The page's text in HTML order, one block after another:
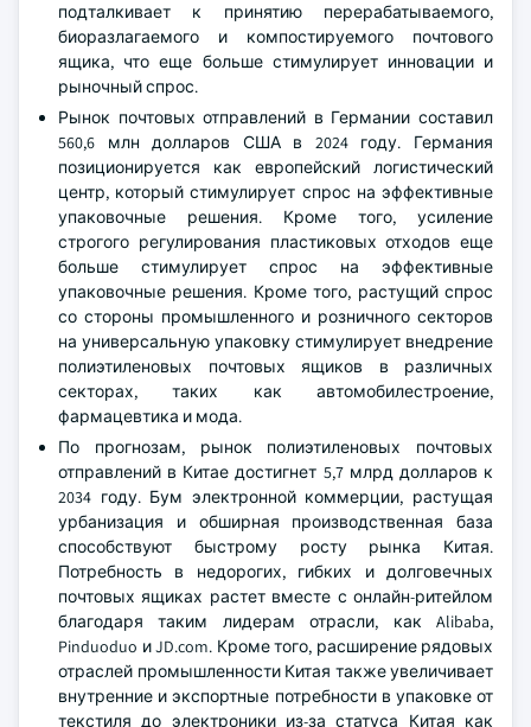
подталкивает к принятию перерабатываемого,
биоразлагаемого и компостируемого почтового
ящика, что еще больше стимулирует инновации и
рыночный спрос.
Рынок почтовых отправлений в Германии составил
560,6 млн долларов США в 2024 году. Германия
позиционируется как европейский логистический
центр, который стимулирует спрос на эффективные
упаковочные решения. Кроме того, усиление
строгого регулирования пластиковых отходов еще
больше стимулирует спрос на эффективные
упаковочные решения. Кроме того, растущий спрос
со стороны промышленного и розничного секторов
на универсальную упаковку стимулирует внедрение
полиэтиленовых почтовых ящиков в различных
секторах, таких как автомобилестроение,
фармацевтика и мода.
По прогнозам, рынок полиэтиленовых почтовых
отправлений в Китае достигнет 5,7 млрд долларов к
2034 году. Бум электронной коммерции, растущая
урбанизация и обширная производственная база
способствуют быстрому росту рынка Китая.
Потребность в недорогих, гибких и долговечных
почтовых ящиках растет вместе с онлайн-ритейлом
благодаря таким лидерам отрасли, как Alibaba,
Pinduoduo и JD.com. Кроме того, расширение рядовых
отраслей промышленности Китая также увеличивает
внутренние и экспортные потребности в упаковке от
текстиля до электроники из-за статуса Китая как